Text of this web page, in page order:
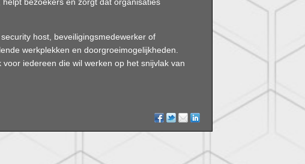
bezoekers en zorgt dat organisaties
host, beveiligingsmedewerker of
werkplekken en doorgroeimogelijkheden.
iedereen die wil werken op het snijvlak van